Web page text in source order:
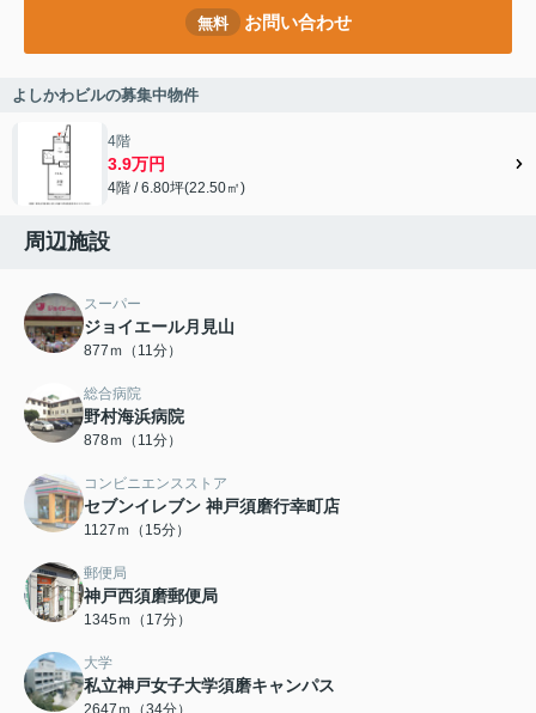
無料 お問い合わせ
よしかわビルの募集中物件
4階
3.9万円
4階 / 6.80坪(22.50㎡)
周辺施設
スーパー
ジョイエール月見山
877ｍ（11分）
総合病院
野村海浜病院
878ｍ（11分）
コンビニエンスストア
セブンイレブン 神戸須磨行幸町店
1127ｍ（15分）
郵便局
神戸西須磨郵便局
1345ｍ（17分）
大学
私立神戸女子大学須磨キャンパス
2647ｍ（34分）